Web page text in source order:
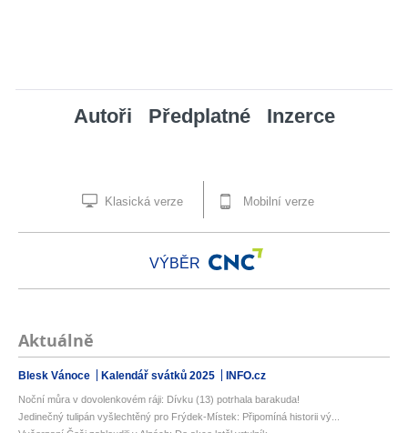
Autoři Předplatné Inzerce
Klasická verze Mobilní verze
VÝBĚR
Aktuálně
Blesk Vánoce Kalendář svátků 2025 INFO.cz
Noční můra v dovolenkovém ráji: Dívku (13) potrhala barakuda!
Jedinečný tulipán vyšlechtěný pro Frýdek-Místek: Připomíná historii vý...